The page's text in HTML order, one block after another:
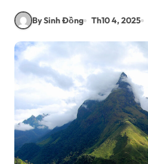
By Sinh Đồng Th10 4, 2025